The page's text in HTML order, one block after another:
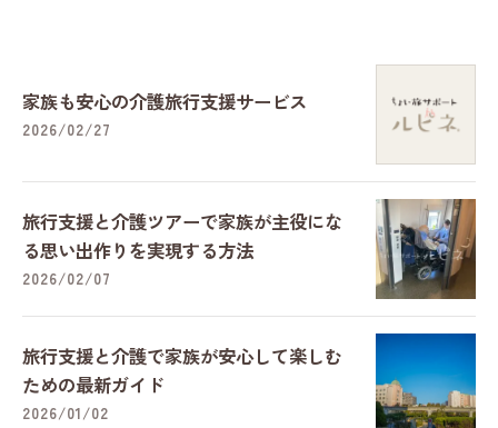
家族も安心の介護旅行支援サービス
2026/02/27
旅行支援と介護ツアーで家族が主役にな
る思い出作りを実現する方法
2026/02/07
旅行支援と介護で家族が安心して楽しむ
ための最新ガイド
2026/01/02